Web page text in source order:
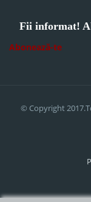
Fii informat!
Abonează-te
© Copyright